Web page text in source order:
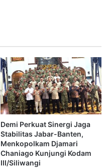
Demi Perkuat Sinergi Jaga
Stabilitas Jabar-Banten,
Menkopolkam Djamari
Chaniago Kunjungi Kodam
III/Siliwangi